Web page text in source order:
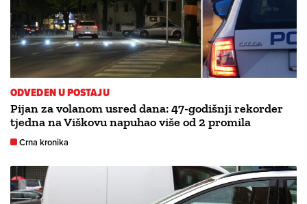
ODVEDEN U POSTAJU
Pijan za volanom usred dana: 47-godišnji rekorder
tjedna na Viškovu napuhao više od 2 promila
Crna kronika